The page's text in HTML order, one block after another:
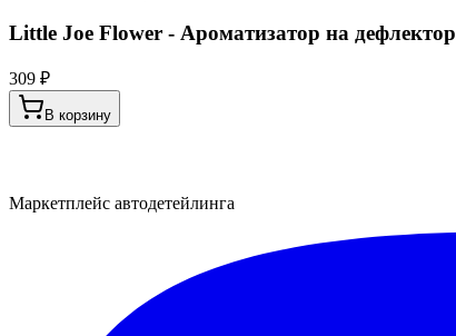
Little Joe Flower - Ароматизатор на дефлектор
309 ₽
В корзину
Маркетплейс автодетейлинга